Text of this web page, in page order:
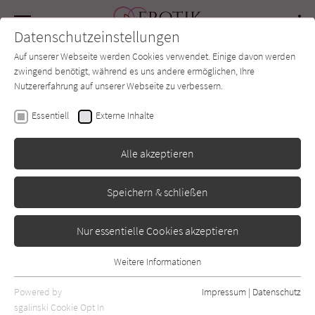
SUCHE Forum Charts Newsletter
Andy Claus
Bedingungslos 1: Drei ist
keiner zu viel
Erschienen: Februar 2020
Datenschutzeinstellungen
Auf unserer Webseite werden Cookies verwendet. Einige davon werden
zwingend benötigt, während es uns andere ermöglichen, Ihre
Nutzererfahrung auf unserer Webseite zu verbessern.
Essentiell Externe Inhalte
Alle akzeptieren
Speichern & schließen
Nur essentielle Cookies akzeptieren
Essentielle Cookies werden für grundlegende Funktionen der
Webseite benötigt. Dadurch ist gewährleistet, dass die Webseite
Weitere Informationen
Powered by
sgalinski Cookie Opt In
Impressum | Datenschutz